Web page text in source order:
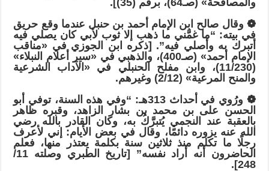
❁ وقال صالح ابن الإمام أحمد بن حنبل عندما وقع حريق
في بيته: “ما غمَّني ما ذهب إلا ثوب لأبي كان يصلي فيه
أتبرك به وأصلي فيه”. [ذكره ابن الجوزي في «مناقب
الإمام أحمد» (صـ400)، والذهبي في «سير أعلام النبلاء»
(11/230)، وابن مفلح الحنبلي في «الآداب الشرعية
والمنح المرعية» (2/12) وغيرهم.
❁ ورُوي في أحداث 313هـ: “وفي هذه السنة، توفي أبو
الحسن على بن محمد بن بشار الزاهد، وقبره ظاهر
بالعقبة عند النجمي يُتبرَّكُ به، وكان القادر بالله رضي
الله عنه يزوره دائمًا، وقال في بعض الأيام: إني لأعرف
رجلًا ما تكلم منذ ثلاثين سنة بكلمة يعتذر منها، فعلم
الحاضرون أنه أراد نفسه” [تاريخ الطبري وصلته 11/
248].